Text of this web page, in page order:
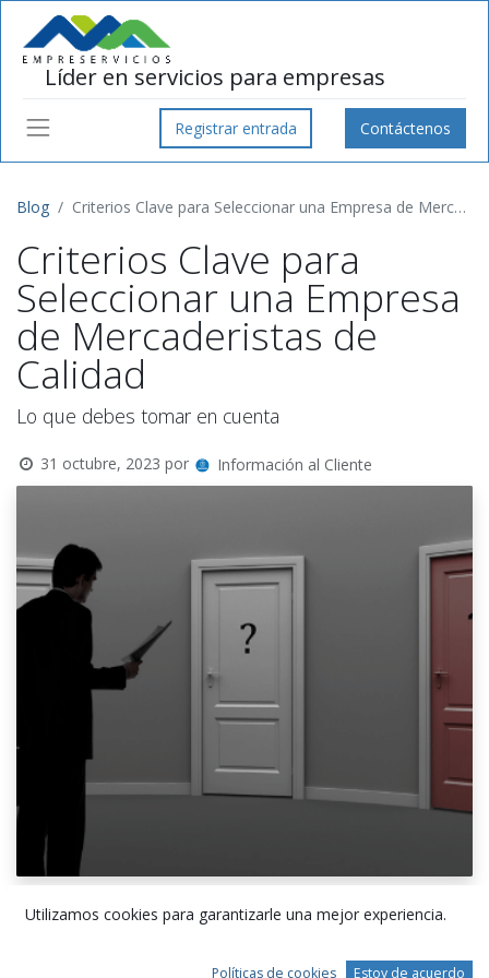
Líder en servicios para empresas
Registrar entrada Contáctenos
Blog Criterios Clave para Seleccionar una Empresa de Mercaderistas de Calidad
Criterios Clave para
Seleccionar una Empresa
de Mercaderistas de
Calidad
Lo que debes tomar en cuenta
31 octubre, 2023 por Información al Cliente
Criterios Clave para
Seleccionar una Empresa de
Utilizamos cookies para garantizarle una mejor experiencia.
Políticas de cookies Estoy de acuerdo